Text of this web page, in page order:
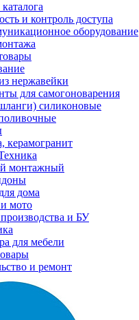
и контроль доступа
оборудование
нержавейки
для самогоноварения
силиконовые
керамогранит
монтажный
дома
мото
и БУ
для мебели
и ремонт